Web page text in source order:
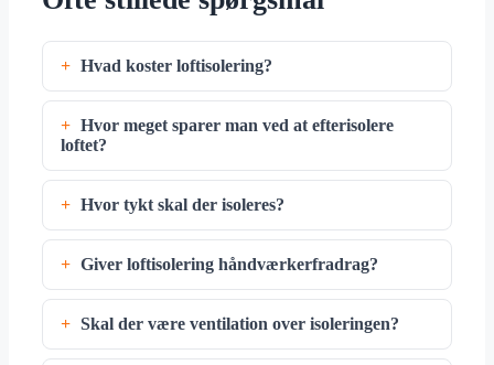
Hvad koster loftisolering?
Hvor meget sparer man ved at efterisolere
loftet?
Hvor tykt skal der isoleres?
Giver loftisolering håndværkerfradrag?
Skal der være ventilation over isoleringen?